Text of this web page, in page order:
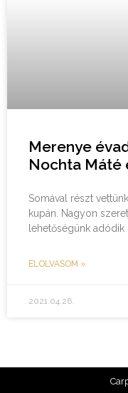
Merenye
Nochta Máté
Somával részt
kupán. Nagyon
lehetőségünk adódik
ELOLVASOM »
2021.04.26.